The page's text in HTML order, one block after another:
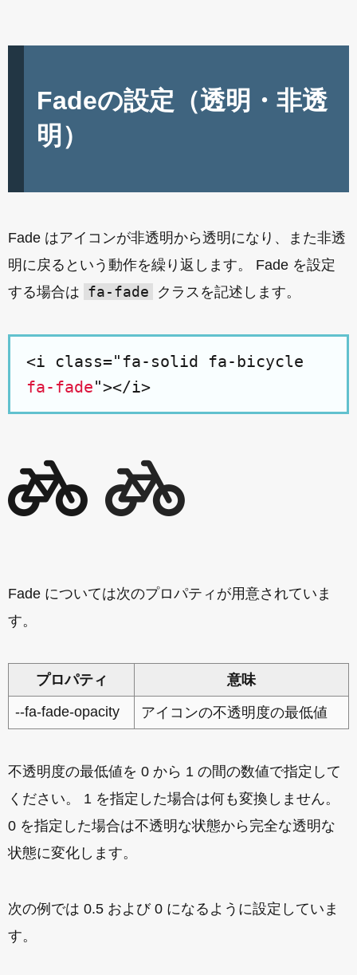
Fadeの設定（透明・非透
明）
Fade はアイコンが非透明から透明になり、また非透
明に戻るという動作を繰り返します。 Fade を設定
する場合は fa-fade クラスを記述します。
<i class="fa-solid fa-bicycle
fa-fade"></i>
Fade については次のプロパティが用意されていま
す。
プロパティ
意味
--fa-fade-opacity
アイコンの不透明度の最低値
不透明度の最低値を 0 から 1 の間の数値で指定して
ください。 1 を指定した場合は何も変換しません。
0 を指定した場合は不透明な状態から完全な透明な
状態に変化します。
次の例では 0.5 および 0 になるように設定していま
す。